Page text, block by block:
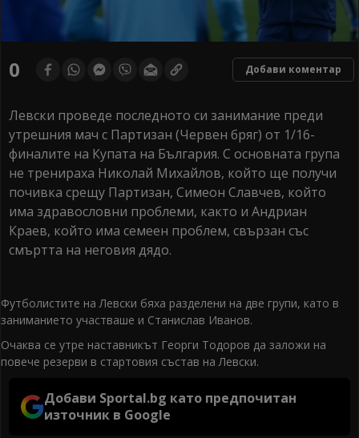
0 Добави коментар
Левски проведе последното си занимание преди
утрешния мач с Партизан (Червен бряг) от 1/16-
финалите на Купата на България. С основната група
не тренираха Николай Михайлов, който ще получи
почивка срещу Партизан, Симеон Славчев, който
има здравословни проблеми, както и Андриан
Краев, който има семеен проблем, свързан със
смъртта на неговия дядо.
Футболистите на Левски бяха разделени на две групи, като в
заниманието участваше и Станислав Иванов.
Очаква се утре наставникът Георги Тодоров да заложи на
повече резерви в стартовия състав на Левски.
Добави Sportal.bg като предпочитан
източник в Google